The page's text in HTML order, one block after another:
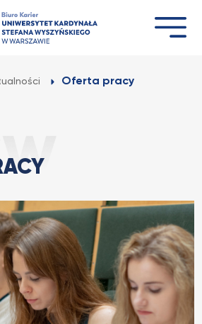
Oferta pracy